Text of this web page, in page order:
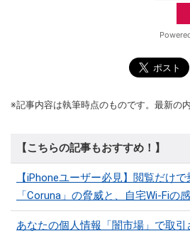
※記事内容は執筆時点のものです。最新の
【こちらの記事もおすすめ！】
【iPhoneユーザー必見】閲覧だけ
「Coruna」の脅威と、自宅Wi-Fiの
あなたの個人情報「闇市場」で取